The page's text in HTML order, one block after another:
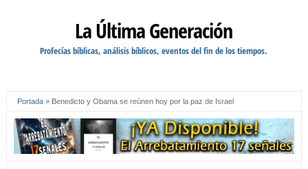
La Última Generación
Profecías bíblicas, análisis bíblicos, eventos del fin de los tiempos.
Portada» Benedicto y Obama se reúnen hoy por la paz de Israel